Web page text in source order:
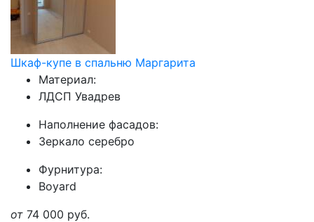
Шкаф-купе в спальню Маргарита
Материал:
ЛДСП Увадрев
Наполнение фасадов:
Зеркало серебро
Фурнитура:
Boyard
от 74 000 руб.